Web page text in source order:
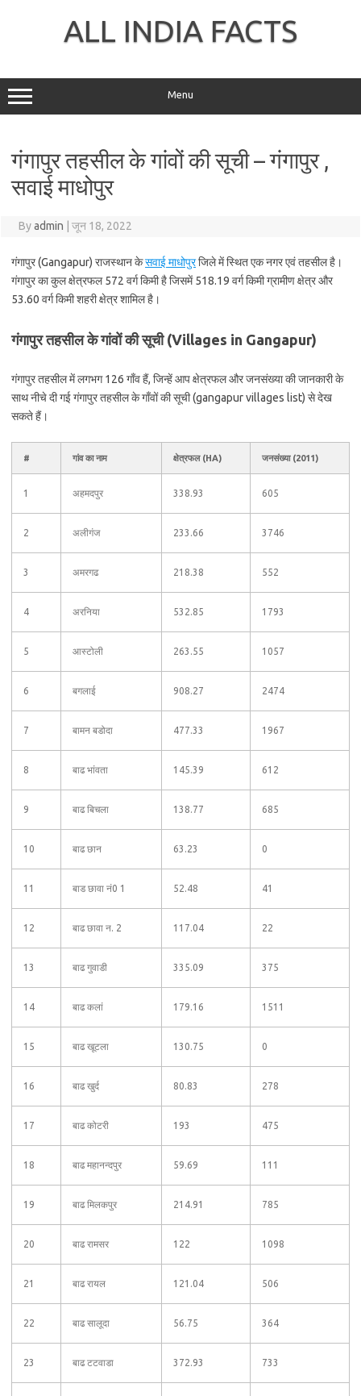
ALL INDIA FACTS
Menu
गंगापुर तहसील के गांवों की सूची – गंगापुर ,
सवाई माधोपुर
Byadmin जून 18, 2022
गंगापुर (Gangapur) राजस्थान केसवाई माधोपुरजिले में स्थित एक नगर एवं तहसील है।
गंगापुर का कुल क्षेत्रफल 572 वर्ग किमी है जिसमें 518.19 वर्ग किमी ग्रामीण क्षेत्र और
53.60 वर्ग किमी शहरी क्षेत्र शामिल है।
गंगापुर तहसील के गांवों की सूची (Villages in Gangapur)
गंगापुर तहसील में लगभग 126 गाँव हैं, जिन्हें आप क्षेत्रफल और जनसंख्या की जानकारी के
साथ नीचे दी गई गंगापुर तहसील के गाँवों की सूची (gangapur villages list) से देख
सकते हैं।
# गांव का नाम क्षेत्रफल (HA) जनसंख्या (2011)
1 अहमदपुर 338.93 605
2 अलीगंज 233.66 3746
3 अमरगढ 218.38 552
4 अरनिया 532.85 1793
5 आस्टोली 263.55 1057
6 बगलाई 908.27 2474
7 बामन बडोदा 477.33 1967
8 बाढ भांवता 145.39 612
9 बाढ बिचला 138.77 685
10 बाढ छान 63.23 0
11 बाड छावा नं0 1 52.48 41
12 बाढ छावा न. 2 117.04 22
13 बाढ गुवाडी 335.09 375
14 बाढ कलां 179.16 1511
15 बाढ खूटला 130.75 0
16 बाढ खुर्द 80.83 278
17 बाढ कोटरी 193 475
18 बाढ महानन्दपुर 59.69 111
19 बाढ मिलकपुर 214.91 785
20 बाढ रामसर 122 1098
21 बाढ रायल 121.04 506
22 बाढ सालूदा 56.75 364
23 बाढ टटवाडा 372.93 733